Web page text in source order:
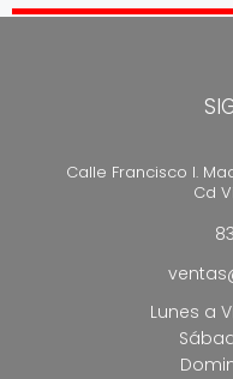
Calle Francisco I.
Cd
Lunes a